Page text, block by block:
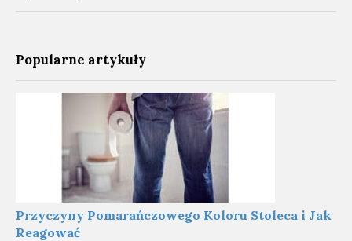
Popularne artykuły
Przyczyny Pomarańczowego Koloru Stoleca i Jak
Reagować